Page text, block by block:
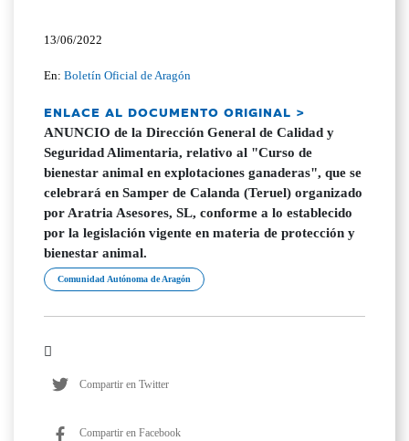
13/06/2022
En:Boletín Oficial de Aragón
ENLACE AL DOCUMENTO ORIGINAL >
ANUNCIO de la Dirección General de Calidad y
Seguridad Alimentaria, relativo al "Curso de
bienestar animal en explotaciones ganaderas", que se
celebrará en Samper de Calanda (Teruel) organizado
por Aratria Asesores, SL, conforme a lo establecido
por la legislación vigente en materia de protección y
bienestar animal.
Comunidad Autónoma de Aragón
Compartir en Twitter
Compartir en Facebook